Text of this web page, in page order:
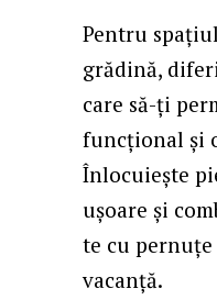
Pentru
grădină,
care să-ți
funcțional și
Înlocuiește
ușoare și
te cu
vacanță.